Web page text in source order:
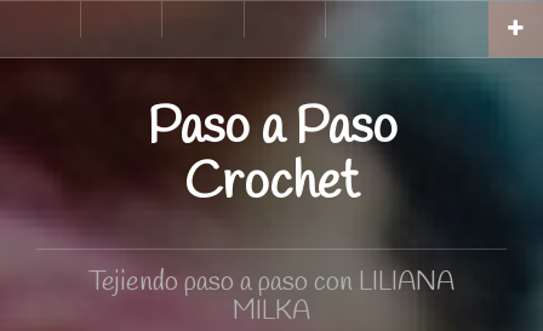
Paso a Paso
Crochet
Tejiendo paso a paso con LILIANA
MILKA